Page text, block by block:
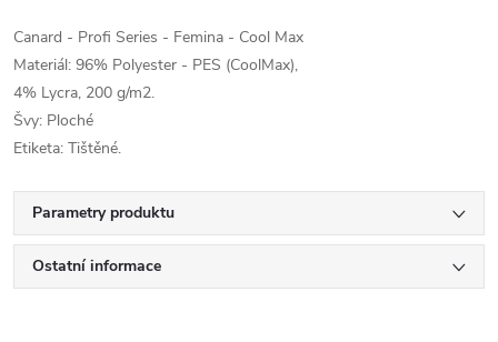
Canard - Profi Series - Femina - Cool Max
Materiál: 96% Polyester - PES (CoolMax),
4% Lycra, 200 g/m2.
Švy: Ploché
Etiketa: Tištěné.
Parametry produktu
Ostatní informace